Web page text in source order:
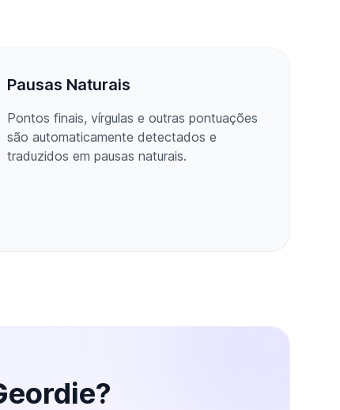
Pausas Naturais
Pontos finais, vírgulas e outras pontuações
são automaticamente detectados e
traduzidos em pausas naturais.